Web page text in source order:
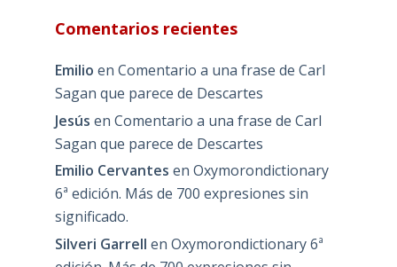
Comentarios recientes
Emilio en Comentario a una frase de Carl
Sagan que parece de Descartes
Jesús en Comentario a una frase de Carl
Sagan que parece de Descartes
Emilio Cervantes en Oxymorondictionary
6ª edición. Más de 700 expresiones sin
significado.
Silveri Garrell en Oxymorondictionary 6ª